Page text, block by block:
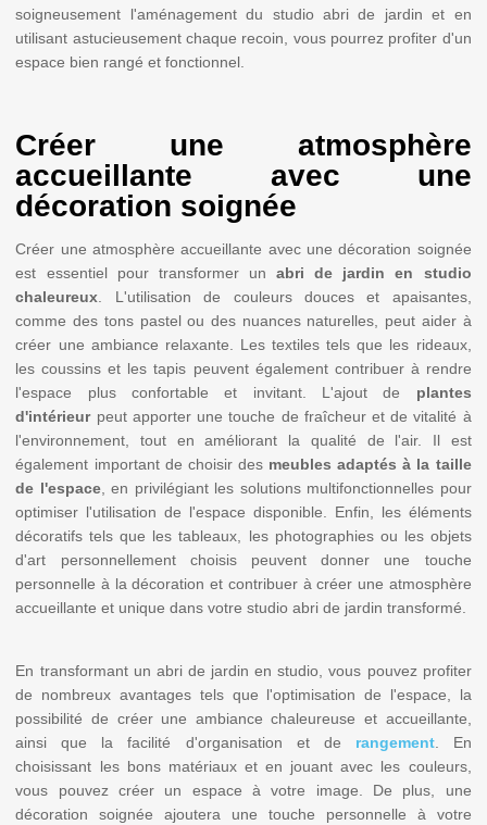
soigneusement l'aménagement du studio abri de jardin et en
utilisant astucieusement chaque recoin, vous pourrez profiter d'un
espace bien rangé et fonctionnel.
Créer une atmosphère
accueillante avec une
décoration soignée
Créer une atmosphère accueillante avec une décoration soignée
est essentiel pour transformer unabri de jardin en studio
chaleureux . L'utilisation de couleurs douces et apaisantes,
comme des tons pastel ou des nuances naturelles, peut aider à
créer une ambiance relaxante. Les textiles tels que les rideaux,
les coussins et les tapis peuvent également contribuer à rendre
l'espace plus confortable et invitant. L'ajout de plantes
d'intérieurpeut apporter une touche de fraîcheur et de vitalité à
l'environnement, tout en améliorant la qualité de l'air. Il est
également important de choisir des meubles adaptés à la taille
de l'espace, en privilégiant les solutions multifonctionnelles pour
optimiser l'utilisation de l'espace disponible. Enfin, les éléments
décoratifs tels que les tableaux, les photographies ou les objets
d'art personnellement choisis peuvent donner une touche
personnelle à la décoration et contribuer à créer une atmosphère
accueillante et unique dans votre studio abri de jardin transformé.
En transformant un abri de jardin en studio, vous pouvez profiter
de nombreux avantages tels que l'optimisation de l'espace, la
possibilité de créer une ambiance chaleureuse et accueillante,
ainsi que la facilité d'organisation et de rangement. En
choisissant les bons matériaux et en jouant avec les couleurs,
vous pouvez créer un espace à votre image. De plus, une
décoration soignée ajoutera une touche personnelle à votre